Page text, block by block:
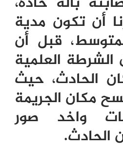
أن تكون مدية
قبل أن
العلمية
الحادث، حيث
مكان الجريمة
واخد صور
الحادث.